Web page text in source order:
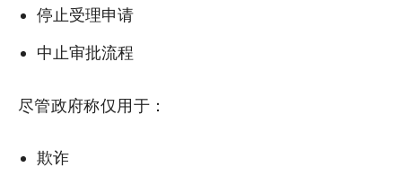
停止受理申请
中止审批流程
尽管政府称仅用于：
欺诈